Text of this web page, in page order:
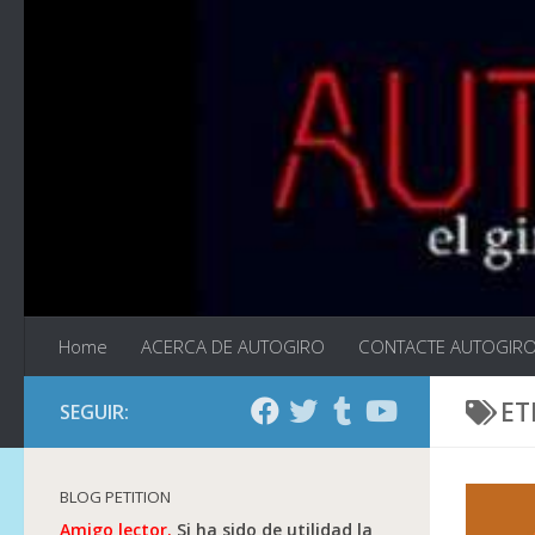
Home ACERCA DE AUTOGIRO CONTACTE
SEGUIR:
BLOG PETITION
Amigo lector. Si ha sido de utilidad la